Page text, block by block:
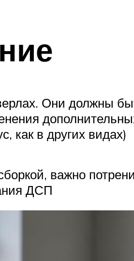
Они должны
как в других видах)
важно
ДСП